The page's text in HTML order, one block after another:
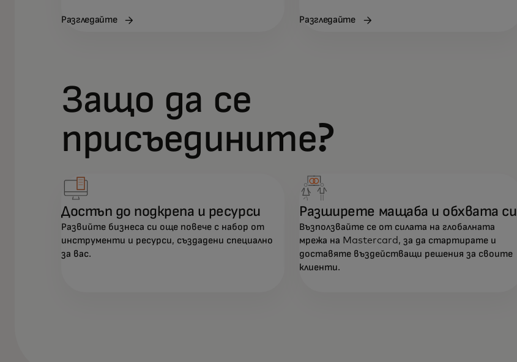
Разгледайте Разгледайте
Защо да се
присъедините?
Достъп до подкрепа и ресурси
Развийте бизнеса си още повече с набор от
инструменти и ресурси, създадени специално
за вас.
Разширете мащаба и обхвата си
Възползвайте се от силата на глобалната
мрежа на Mastercard, за да стартирате и
доставяте въздействащи решения за своите
клиенти.